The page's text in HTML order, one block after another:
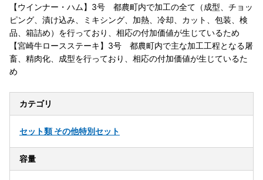
【ウインナー・ハム】3号 都農町内で加工の全て（成型、チョッ
ピング、漬け込み、ミキシング、加熱、冷却、カット、包装、検
品、箱詰め）を行っており、相応の付加価値が生じているため
【宮崎牛ロースステーキ】3号 都農町内で主な加工工程となる屠
畜、精肉化、成型を行っており、相応の付加価値が生じているた
め
カテゴリ
セット類 その他特別セット
容量